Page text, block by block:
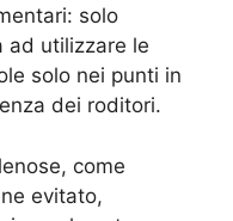
solo
ad utilizzare le
solo nei punti in
dei roditori.
come
evitato,